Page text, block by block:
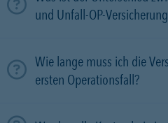
und Unfall-OP-
Wie lange muss ich die
ersten Operationsfall?